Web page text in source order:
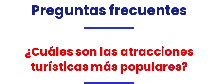
Preguntas frecuentes
¿Cuáles son las atracciones
turísticas más populares?